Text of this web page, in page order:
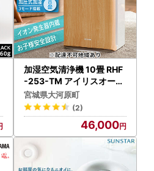
加湿空気清浄機 10畳 RHF
-253-TM アイリスオーヤ
マ 空気清浄機
宮城県大河原町
(2)
46,000